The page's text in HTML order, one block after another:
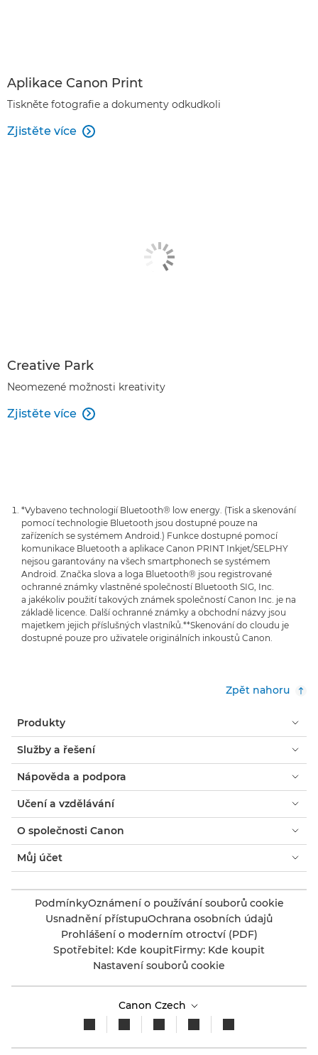
Aplikace Canon Print
Tiskněte fotografie a dokumenty odkudkoli
Zjistěte více 
Creative Park
Neomezené možnosti kreativity
Zjistěte více 
*Vybaveno technologií Bluetooth® low energy. (Tisk a skenování
pomocí technologie Bluetooth jsou dostupné pouze na
zařízeních se systémem Android.) Funkce dostupné pomocí
komunikace Bluetooth a aplikace Canon PRINT Inkjet/SELPHY
nejsou garantovány na všech smartphonech se systémem
Android. Značka slova a loga Bluetooth® jsou registrované
ochranné známky vlastněné společností Bluetooth SIG, Inc.
a jakékoliv použití takových známek společností Canon Inc. je na
základě licence. Další ochranné známky a obchodní názvy jsou
majetkem jejich příslušných vlastníků. **Skenování do cloudu je
dostupné pouze pro uživatele originálních inkoustů Canon.
Zpět nahoru
Produkty
Služby a řešení
Nápověda a podpora
Učení a vzdělávání
O společnosti Canon
Můj účet
PodmínkyOznámení o používání souborů cookie
Usnadnění přístupuOchrana osobních údajů
Prohlášení o moderním otroctví (PDF)
Spotřebitel: Kde koupitFirmy: Kde koupit
Nastavení souborů cookie
Canon Czech